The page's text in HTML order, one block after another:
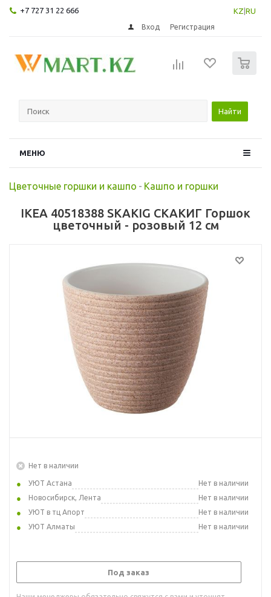
+7 727 31 22 666 KZ RU
Вход Регистрация
Найти
МЕНЮ
Цветочные горшки и кашпо - Кашпо и горшки
IKEA 40518388 SKAKIG СКАКИГ Горшок
цветочный - розовый 12 см
Нет в наличии
УЮТ Астана
Нет в наличии
Новосибирск, Лента
Нет в наличии
УЮТ в тц Апорт
Нет в наличии
УЮТ Алматы
Нет в наличии
Под заказ